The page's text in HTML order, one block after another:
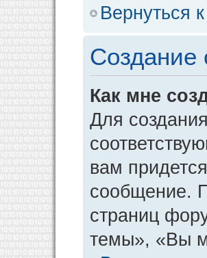
Вернуться
Как мне
Для
вам
сообщение.
страниц
темы», «Вы